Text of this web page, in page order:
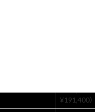
¥191,400）